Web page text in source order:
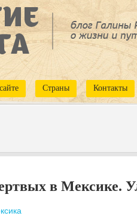
Страны Контакты
в Мексике.